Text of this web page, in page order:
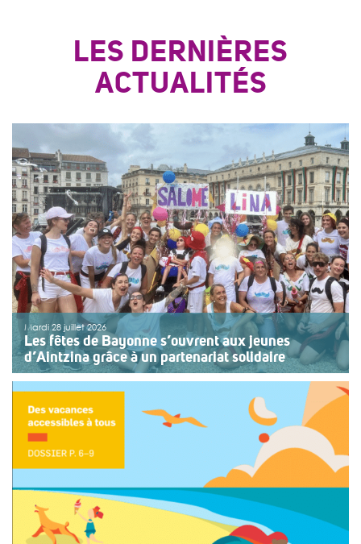
LES DERNIÈRES
ACTUALITÉS
Mardi 28 juillet 2026
Les fêtes de Bayonne s’ouvrent aux jeunes
d’Aintzina grâce à un partenariat solidaire
Une organisation collective au service de l’inclusion
Depuis sept ans, l’association ouvre le premier jour des
fêtes de Bayonne à une structure accompagnant des
enfants ou des adolescents en situation de handicap
ou de fragilité. Cette année, le choix […]
>>Lire la suite